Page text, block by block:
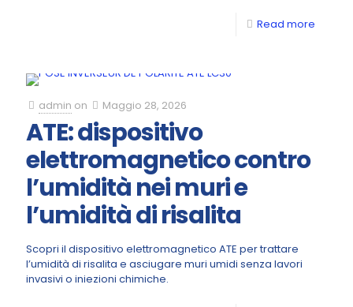
Read more
admin on Maggio 28, 2026
ATE: dispositivo
elettromagnetico contro
l’umidità nei muri e
l’umidità di risalita
Scopri il dispositivo elettromagnetico ATE per trattare
l’umidità di risalita e asciugare muri umidi senza lavori
invasivi o iniezioni chimiche.